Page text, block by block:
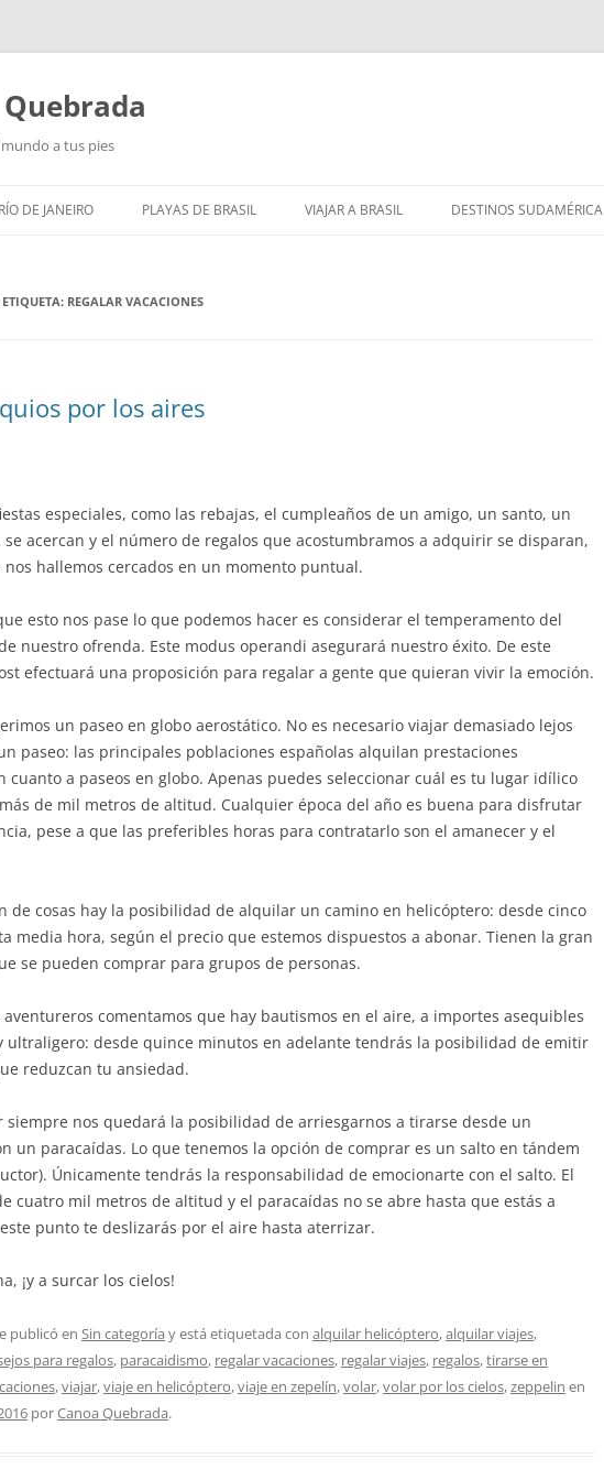
a tus pies
DE JANEIRO PLAYAS DE BRASIL VIAJAR A BRASIL DESTINOS SUDAMÉRICA
REGALAR VACACIONES
por los aires
especiales, como las rebajas, el cumpleaños de un amigo, un santo, un
acercan y el número de regalos que acostumbramos a adquirir se disparan,
nos hallemos cercados en un momento puntual.
esto nos pase lo que podemos hacer es considerar el temperamento del
nuestro ofrenda. Este modus operandi asegurará nuestro éxito. De este
efectuará una proposición para regalar a gente que quieran vivir la emoción.
un paseo en globo aerostático. No es necesario viajar demasiado lejos
paseo: las principales poblaciones españolas alquilan prestaciones
cuanto a paseos en globo. Apenas puedes seleccionar cuál es tu lugar idílico
de mil metros de altitud. Cualquier época del año es buena para disfrutar
pese a que las preferibles horas para contratarlo son el amanecer y el
de cosas hay la posibilidad de alquilar un camino en helicóptero: desde cinco
media hora, según el precio que estemos dispuestos a abonar. Tienen la gran
se pueden comprar para grupos de personas.
aventureros comentamos que hay bautismos en el aire, a importes asequibles
ultraligero: desde quince minutos en adelante tendrás la posibilidad de emitir
reduzcan tu ansiedad.
siempre nos quedará la posibilidad de arriesgarnos a tirarse desde un
un paracaídas. Lo que tenemos la opción de comprar es un salto en tándem
Únicamente tendrás la responsabilidad de emocionarte con el salto. El
cuatro mil metros de altitud y el paracaídas no se abre hasta que estás a
punto te deslizarás por el aire hasta aterrizar.
¡y a surcar los cielos!
publicó en Sin categoría y está etiquetada con alquilar helicóptero,alquilar viajes,
para regalos, paracaidismo, regalar vacaciones, regalar viajes, regalos,tirarse en
,viajar,viaje en helicóptero,viaje en zepelín,volar,volar por los cielos,zeppelin en
porCanoa Quebrada.